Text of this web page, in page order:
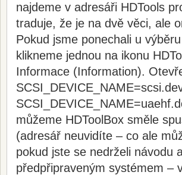
najdeme v adresáři HDTools
traduje, že je na dvě věci, ale
Pokud jsme ponechali u
klikneme jednou na ikonu
Informace (Information).
můžeme HDToolBox směle
(adresář neuvidíte – co ale
pokud jste se nedrželi návodu
předpřipraveným systémem –